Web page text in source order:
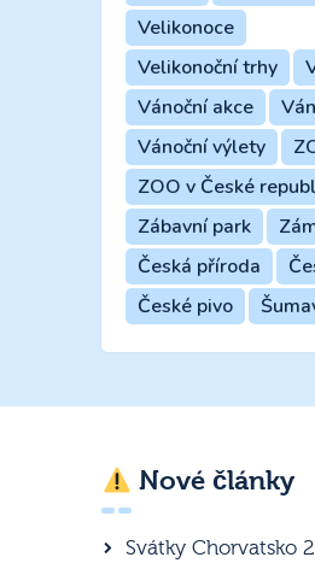
Velikonoce
Velikonoční trhy
Vánoční akce
Vánoční výlety
ZOO v České
Zábavní park
Česká příroda
České pivo
Nové články
Svátky Chorvatsko